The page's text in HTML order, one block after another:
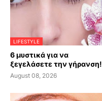
LIFESTYLE
6 μυστικά για να
ξεγελάσετε την γήρανση!
August 08, 2026